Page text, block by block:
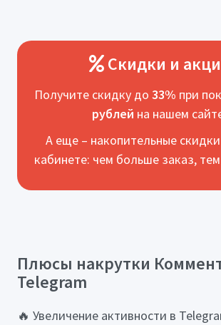
Скидки и
Получите скидку до 33% при
рублей на нашем
А еще – накопительные
кабинете: чем больше заказ,
Плюсы накрутки
Telegram
🔥 Увеличение активности в